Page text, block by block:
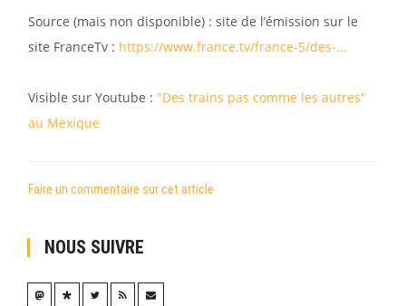
Source (mais non disponible) : site de l’émission sur le
site FranceTv : https://www.france.tv/france-5/des-...
Visible sur Youtube : "Des trains pas comme les autres"
au Mexique
Faire un commentaire sur cet article
NOUS SUIVRE